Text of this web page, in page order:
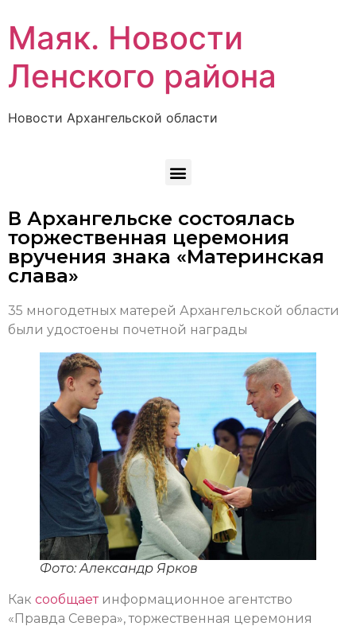
Маяк. Новости
Ленского района
Новости Архангельской области
В Архангельске состоялась
торжественная церемония
вручения знака «Материнская
слава»
35 многодетных матерей Архангельской области
были удостоены почетной награды
Фото: Александр Ярков
Как сообщаетинформационное агентство
«Правда Севера», торжественная церемония